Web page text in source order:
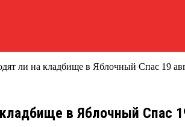
ли на кладбище в Яблочный Спас 19
в Яблочный Спас